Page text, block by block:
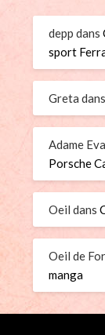
depp dans
sport
Greta
Adame
Porsche
Oeil dans
Oeil de
manga